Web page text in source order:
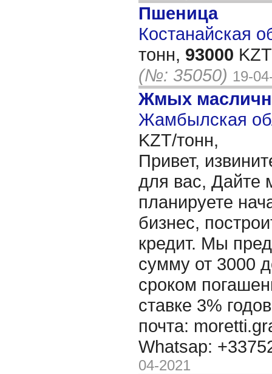
Пшеница
Костанайская
тонн, 93000
(№: 35050) 19-
Жмых
Жамбылская
KZT/тонн,
Привет,
для вас, Дайте
планируете
бизнес,
кредит. Мы
сумму от 3000
сроком
ставке 3%
почта:
Whatsap:
04-2021